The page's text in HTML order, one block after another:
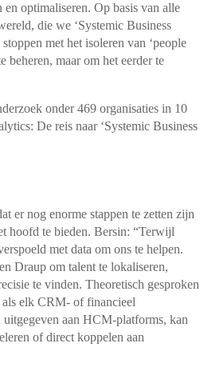
en optimaliseren. Op basis van alle
die we ‘Systemic Business
met het isoleren van ‘people
beheren, maar om het eerder te
onder 469 organisaties in 10
De reis naar ‘Systemic Business
er nog enorme stappen te zetten zijn
hoofd te bieden. Bersin: “Terwijl
met data om ons te helpen.
Draup om talent te lokaliseren,
te vinden. Theoretisch gesproken
als elk CRM- of financieel
aan HCM-platforms, kan
of direct koppelen aan